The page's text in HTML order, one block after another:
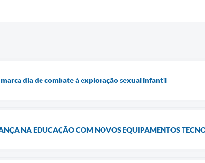
dia de combate à exploração sexual infantil
NA EDUCAÇÃO COM NOVOS EQUIPAMENTOS